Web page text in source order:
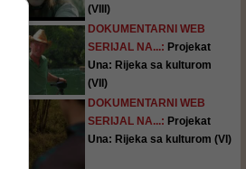
(VIII)
DOKUMENTARNI WEB
SERIJAL NA...: Projekat
Una: Rijeka sa kulturom
(VII)
DOKUMENTARNI WEB
SERIJAL NA...: Projekat
Una: Rijeka sa kulturom (VI)